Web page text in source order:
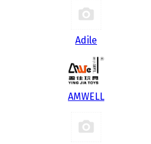
Adile
AMWELL